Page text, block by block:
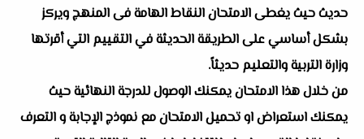
حديث حيث يغطى الامتحان النقاط الهامة فى المنهج ويركز
بشكل أساسي على الطريقة الحديثة في التقييم التي أقرتها
وزارة التربية والتعليم حديثاً.
من خلال هذا الامتحان يمكنك الوصول للدرجة النهائية حيث
يمكنك استعراض او تحميل الامتحان مع نموذج الإجابة و التعرف